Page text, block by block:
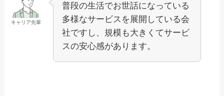
キャリア先輩
普段の生活でお世話になっている
多様なサービスを展開している会
社ですし、規模も大きくてサービ
スの安心感があります。